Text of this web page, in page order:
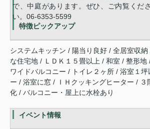
で、中庭があります。ぜひ、ご内覧くだ
い。06-6353-5599
特徴ピックアップ
システムキッチン / 陽当り良好 / 全居室収
な住宅地 / ＬＤＫ１５畳以上 / 和室 / 整形地
ワイドバルコニー / トイレ２ヶ所 / 浴室１
ー / 浴室に窓 / ＩＨクッキングヒーター / ３
化 / バルコニー・屋上に水栓あり
イベント情報